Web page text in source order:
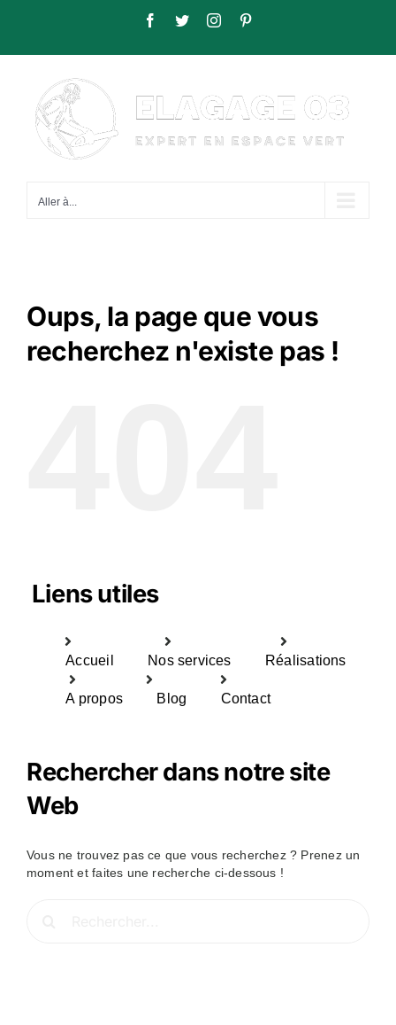
Facebook
TwitterInstagram
Aller à...
Oups, la page que vous
recherchez n'existe pas !
Liens utiles
Accueil Nos services Réalisations
A propos Blog Contact
Rechercher dans notre site
Web
Vous ne trouvez pas ce que vous recherchez ? Prenez un
moment et faites une recherche ci-dessous !